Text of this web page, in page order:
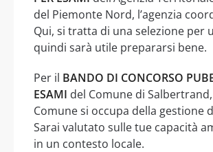
del Piemonte Nord, l’agenzia
Qui, si tratta di una selezione per
quindi sarà utile prepararsi bene.
Per il BANDO DI CONCORSO
ESAMI del Comune di
Comune si occupa della gestione
Sarai valutato sulle tue capacità
in un contesto locale.